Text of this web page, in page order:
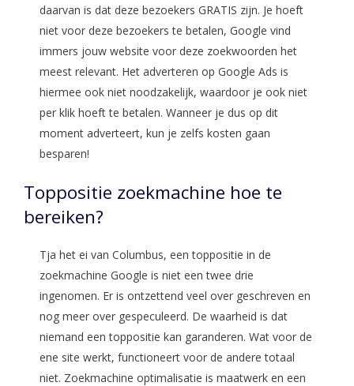
daarvan is dat deze bezoekers GRATIS zijn. Je hoeft
niet voor deze bezoekers te betalen, Google vind
immers jouw website voor deze zoekwoorden het
meest relevant. Het adverteren op Google Ads is
hiermee ook niet noodzakelijk, waardoor je ook niet
per klik hoeft te betalen. Wanneer je dus op dit
moment adverteert, kun je zelfs kosten gaan
besparen!
Toppositie zoekmachine hoe te
bereiken?
Tja het ei van Columbus, een toppositie in de
zoekmachine Google is niet een twee drie
ingenomen. Er is ontzettend veel over geschreven en
nog meer over gespeculeerd. De waarheid is dat
niemand een toppositie kan garanderen. Wat voor de
ene site werkt, functioneert voor de andere totaal
niet. Zoekmachine optimalisatie is maatwerk en een